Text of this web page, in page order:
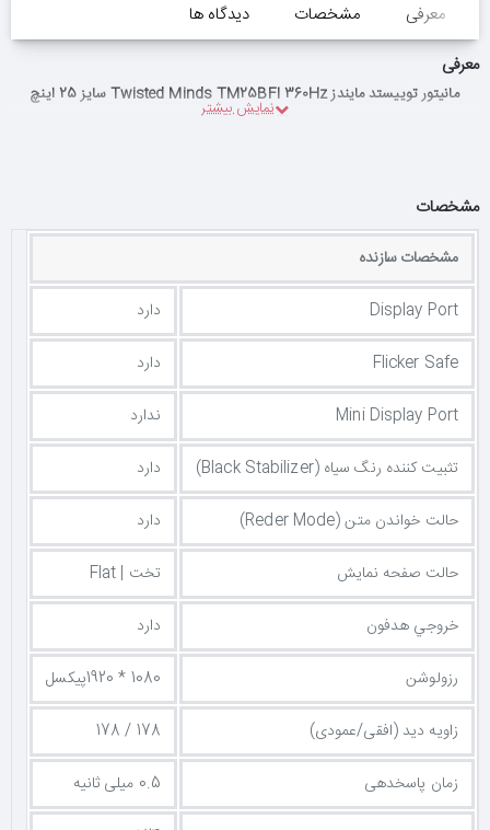
معرفی مشخصات
دیدگاه ها
معرفی
مانیتور توییستد مایندز Twisted Minds TM25BFI 360Hz سایز 25 اینچ
مشخصات
مشخصات سازنده
Display Port
دارد
Flicker Safe
دارد
Mini Display Port
ندارد
تثبیت کننده رنگ سیاه (Black Stabilizer)
دارد
حالت خواندن متن (Reder Mode)
دارد
حالت صفحه نمایش
تخت | Flat
خروجي هدفون
دارد
رزولوشن
1080 * 1920پیکسل
زاویه دید (افقی/عمودی)
178 / 178
زمان پاسخدهی
0.5 میلی ثانیه